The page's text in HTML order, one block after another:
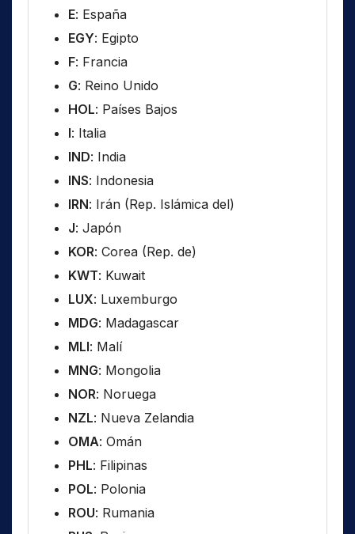
E: España
EGY: Egipto
F: Francia
G: Reino Unido
HOL: Países Bajos
I: Italia
IND: India
INS: Indonesia
IRN: Irán (Rep. Islámica del)
J: Japón
KOR: Corea (Rep. de)
KWT: Kuwait
LUX: Luxemburgo
MDG: Madagascar
MLI: Malí
MNG: Mongolia
NOR: Noruega
NZL: Nueva Zelandia
OMA: Omán
PHL: Filipinas
POL: Polonia
ROU: Rumania